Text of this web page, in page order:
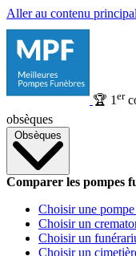
Aller au contenu principal
🏆 1 er
obsèques
Obsèques
Comparer les pompes
Choisir une
Choisir un
Choisir un
Choisir un